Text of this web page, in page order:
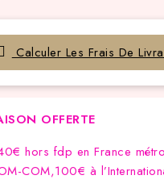
Calculer Les Frais De
OFFERTE
hors fdp en France
COM,100€ à